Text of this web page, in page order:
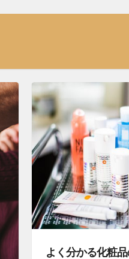
よく分かる化粧